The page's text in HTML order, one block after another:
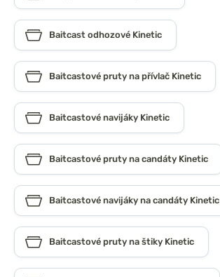
Baitcast odhozové Kinetic
Baitcastové pruty na přívlač Kinetic
Baitcastové navijáky Kinetic
Baitcastové pruty na candáty Kinetic
Baitcastové navijáky na candáty Kinetic
Baitcastové pruty na štiky Kinetic